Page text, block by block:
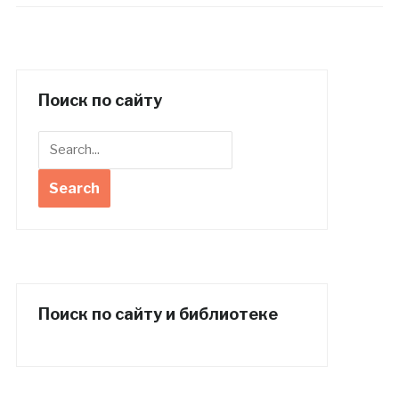
Поиск по сайту
Поиск по сайту и библиотеке